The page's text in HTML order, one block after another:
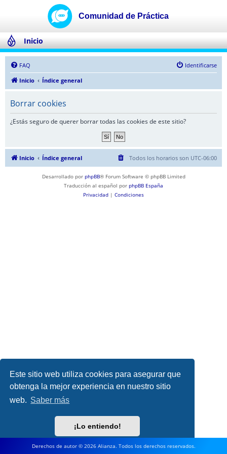
Este sitio web utiliza cookies para asegurar que
obtenga la mejor experiencia en nuestro sitio
web. Saber más
¡Lo entiendo!
Inicio
FAQ
Identificarse
Inicio
Índice general
Borrar cookies
¿Estás seguro de querer borrar todas las cookies de este sitio?
Inicio Índice general Todos los horarios son UTC-06:00
Desarrollado por phpBB® Forum Software © phpBB Limited
Traducción al español por phpBB España
Privacidad | Condiciones
Derechos de autor © 2026 Alianza. Todos los derechos reservados.